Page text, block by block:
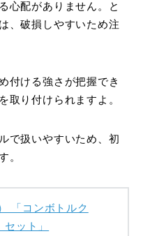
心配がありません。と
、破損しやすいため注
付ける強さが把握でき
取り付けられますよ。
で扱いやすいため、初
。